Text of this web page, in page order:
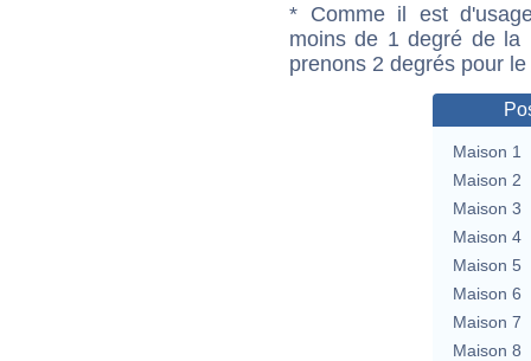
* Comme il est
moins de 1 degré de la
prenons 2 degrés pour
Maison 1
Maison 2
Maison 3
Maison 4
Maison 5
Maison 6
Maison 7
Maison 8